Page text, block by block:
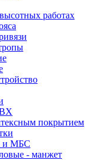
работах
покрытием
и МБС
- манжет